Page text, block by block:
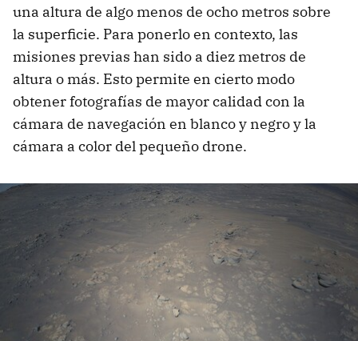
una altura de algo menos de ocho metros sobre
la superficie. Para ponerlo en contexto, las
misiones previas han sido a diez metros de
altura o más. Esto permite en cierto modo
obtener fotografías de mayor calidad con la
cámara de navegación en blanco y negro y la
cámara a color del pequeño drone.